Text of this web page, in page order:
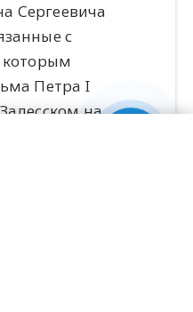
Сергеевича
с
которым
Петра I
на